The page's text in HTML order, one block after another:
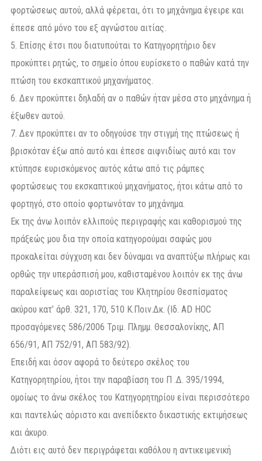
φορτώσεως αυτού, αλλά φέρεται, ότι το μηχάνημα έγειρε και
έπεσε από μόνο του εξ αγνώστου αιτίας.
5. Επίσης έτσι που διατυπούται το Κατηγορητήριο δεν
προκύπτει ρητώς, το σημείο όπου ευρίσκετο ο παθών κατά την
πτώση του εκσκαπτικού μηχανήματος.
6. Δεν προκύπτει δηλαδή αν ο παθών ήταν μέσα στο μηχάνημα ή
έξωθεν αυτού.
7. Δεν προκύπτει αν το οδηγούσε την στιγμή της πτώσεως ή
βρισκόταν έξω από αυτό και έπεσε αιφνιδίως αυτό και τον
κτύπησε ευρισκόμενος αυτός κάτω από τις ράμπες
φορτώσεως του εκσκαπτικού μηχανήματος, ήτοι κάτω από το
φορτηγό, στο οποίο φορτωνόταν το μηχάνημα.
Εκ της άνω λοιπόν ελλιπούς περιγραφής και καθορισμού της
πράξεώς μου δια την οποία κατηγορούμαι σαφώς μου
προκαλείται σύγχυση και δεν δύναμαι να αναπτύξω πλήρως και
ορθώς την υπεράσπισή μου, καθισταμένου λοιπόν εκ της άνω
παραλείψεως και αοριστίας του Κλητηρίου Θεσπίσματος
ακύρου κατ’ άρθ. 321, 170, 510 Κ.Ποιν.Δκ. (Ιδ. AD HOC
προσαγόμενες 586/2006 Τριμ. Πλημμ. Θεσσαλονίκης, ΑΠ
656/91, ΑΠ 752/91, ΑΠ 583/92).
Επειδή και όσον αφορά το δεύτερο σκέλος του
Κατηγορητηρίου, ήτοι την παραβίαση του Π .Δ. 395/1994,
ομοίως το άνω σκέλος του Κατηγορητηρίου είναι περισσότερο
και παντελώς αόριστο και ανεπίδεκτο δικαστικής εκτιμήσεως
και άκυρο.
Διότι εις αυτό δεν περιγράφεται καθόλου η αντικειμενική